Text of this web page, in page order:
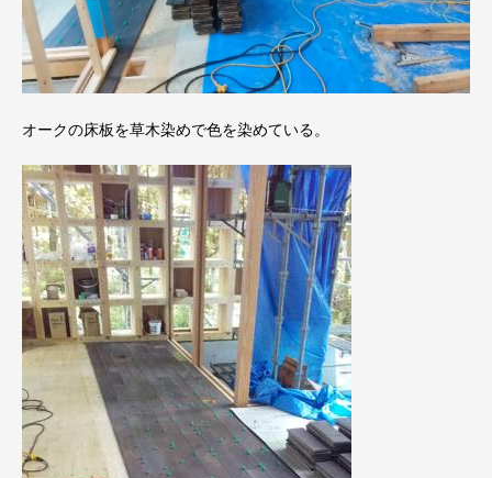
オークの床板を草木染めで色を染めている。